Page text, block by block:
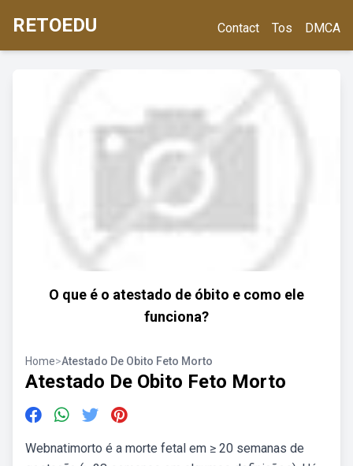
RETOEDU Contact Tos DMCA
O que é o atestado de óbito e como ele
funciona?
Home>Atestado De Obito Feto Morto
Atestado De Obito Feto Morto
Webnatimorto é a morte fetal em ≥ 20 semanas de